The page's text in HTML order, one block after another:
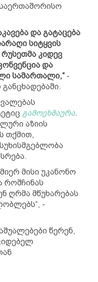
და გატაცება
სიტყვის
კიდევ
და
სამართალი,“ -
გამოეხმაურა.
აზიის
თქმით,
მისი უკანონო
როშჩინას
ღრმა მწუხარებას
-
წერენ,